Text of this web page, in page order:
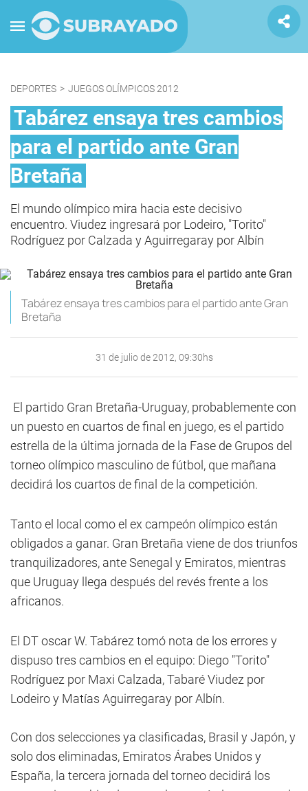
DEPORTES > JUEGOS OLÍMPICOS 2012
Tabárez ensaya tres cambios
para el partido ante Gran
Bretaña
El mundo olímpico mira hacia este decisivo
encuentro. Viudez ingresará por Lodeiro, "Torito"
Rodríguez por Calzada y Aguirregaray por Albín
Tabárez ensaya tres cambios para el partido ante Gran
Bretaña
31 de julio de 2012, 09:30hs
El partido Gran Bretaña-Uruguay, probablemente con
un puesto en cuartos de final en juego, es el partido
estrella de la última jornada de la Fase de Grupos del
torneo olímpico masculino de fútbol, que mañana
decidirá los cuartos de final de la competición.
Tanto el local como el ex campeón olímpico están
obligados a ganar. Gran Bretaña viene de dos triunfos
tranquilizadores, ante Senegal y Emiratos, mientras
que Uruguay llega después del revés frente a los
africanos.
El DT oscar W. Tabárez tomó nota de los errores y
dispuso tres cambios en el equipo: Diego "Torito"
Rodríguez por Maxi Calzada, Tabaré Viudez por
Lodeiro y Matías Aguirregaray por Albín.
Con dos selecciones ya clasificadas, Brasil y Japón, y
solo dos eliminadas, Emiratos Árabes Unidos y
España, la tercera jornada del torneo decidirá los